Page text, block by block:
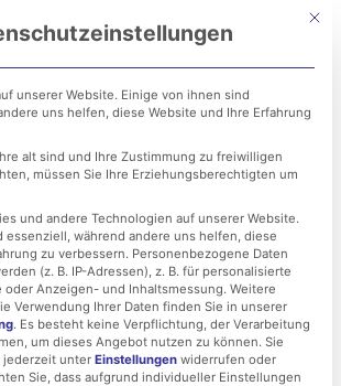
365 – Vom
Mit
unserer Website. Einige von ihnen sind
uns helfen, diese Website und Ihre Erfahrung
alt sind und Ihre Zustimmung zu freiwilligen
müssen Sie Ihre Erziehungsberechtigten um
und andere Technologien auf unserer Website.
essenziell, während andere uns helfen, diese
zu verbessern. Personenbezogene Daten
(z. B. IP-Adressen), z. B. für personalisierte
oder Anzeigen- und Inhaltsmessung. Weitere
Verwendung Ihrer Daten finden Sie in unserer
. Es besteht keine Verpflichtung, der Verarbeitung
um dieses Angebot nutzen zu können. Sie
jederzeit unter Einstellungen widerrufen oder
Sie, dass aufgrund individueller Einstellungen